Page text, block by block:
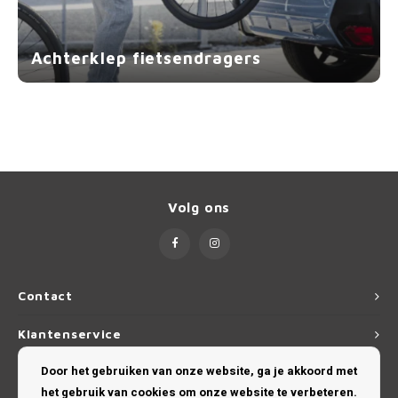
MG
Mini
Nio
Achterklep fietsendragers
Contact
Volg ons
Klantenservice
Mijn account
Door het gebruiken van onze website, ga je akkoord met
het gebruik van cookies om onze website te verbeteren.